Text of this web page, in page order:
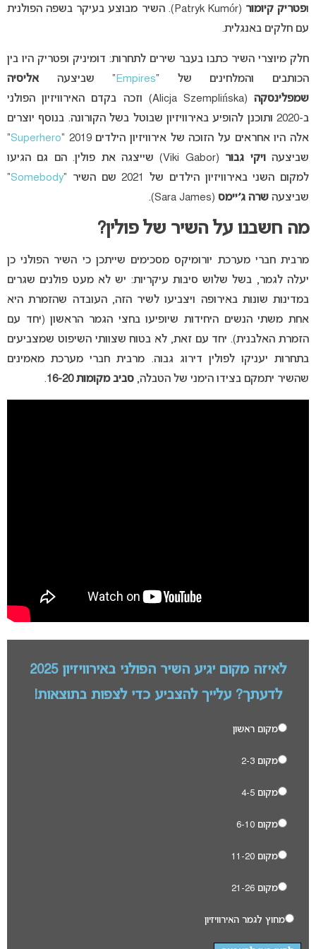
פטריק קיומור
(Patryk Kumór). השיר מבוצע בעיקר בשפה הפולנית
עם חלקים באנגלית.
חלק מיוצרי השיר כתבו בעבר שירים לתחרות: דומיניק ופטריק היו בין
הכותבים והמלחינים של “ Empires” שביצעה
אליסיה
שמפלינסקה
(Alicja Szemplińska) וזכה בקדם האירוויזיון הפולני
ב-2020 ותוכנן להופיע באירוויזיון שבוטל בשל הקורונה. בנוסף יוצרים
אלה היו אחראים על הזוכה של אירוויזיון הילדים 2019 “
Superhero
”
שביצעה ויקי גבור
(Viki Gabor) שייצגה את פולין. הם גם הגיעו
למקום השני באירוויזיון הילדים של 2021 שם השיר “
Somebody
”
שביצעה שרה ג׳יימס(Sara James).
מה חשבנו על השיר של פולין?
מרבית חברי מערכת יורומיקס מסכימים שייתכן כי השיר הפולני כן
יעלה לגמר, בשל שלוש סיבות עיקריות: יש לא מעט פולנים שגרים
במדינות שונות באירופה ויצביעו לשיר הזה, העובדה שהזמרת היא
אחת משתי הנשים היחידות שיופיעו בחצי הגמר הראשון (יחד עם
הזמרת האלבנית). יחד עם זאת, לא בטוח שצוותי השיפוט שמצביעים
בתחרות יעניקו לפולין דירוג גבוה. מרבית חברי מערכת מאמינים
שהשיר יתמקם בצידו הימני של הטבלה, סביב מקומות 16-20 .
לאיזה מקום יגיע השיר הפולני באירוויזיון 2025
לדעתך? עלייך להצביע כדי לצפות בתוצאות!
מקום ראשון
מקום 2-3
מקום 4-5
מקום 6-10
מקום 11-20
מקום 21-26
מחוץ לגמר האירוויזיון